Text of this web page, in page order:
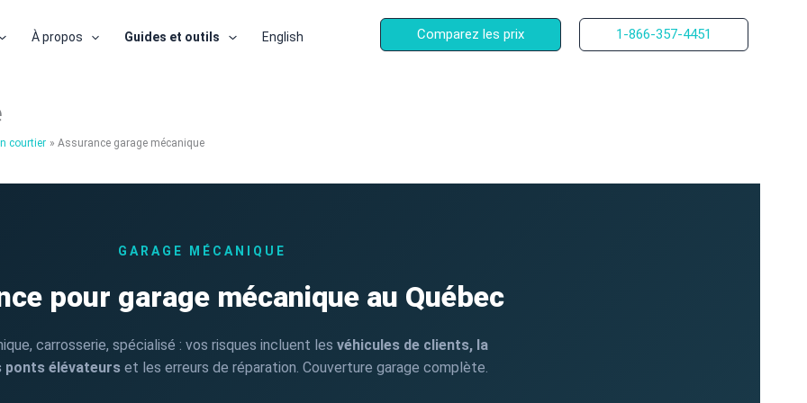
À propos Guides et outils English Comparez les prix 1-866-357-4451
courtier Assurance garage mécanique
GARAGE MÉCANIQUE
pour garage mécanique au Québec
carrosserie, spécialisé : vos risques incluent les véhicules de clients, la
ponts élévateurs et les erreurs de réparation. Couverture garage complète.